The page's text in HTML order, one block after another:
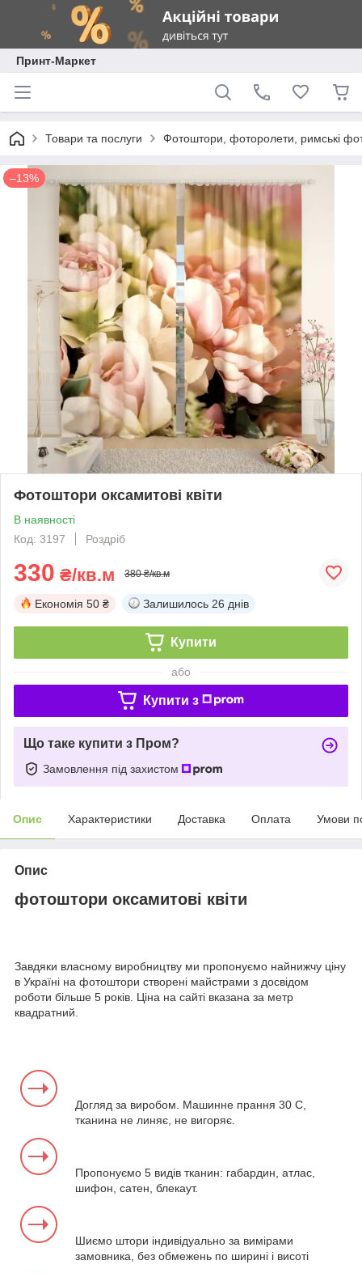
Принт-Маркет
Товари та послуги Фотоштори, фоторолети, римські
–13%
Фотоштори оксамитові квіти
В наявності
Код: 3197
Роздріб
330 ₴/кв.м 380 ₴/кв.м
Економія 50 ₴ Залишилось 26 днів
Купити
або
Купити з
Що таке купити з Пром?
Замовлення під захистом
Опис Характеристики Доставка Оплата Умови
Опис
фотоштори оксамитові квіти
Завдяки власному виробництву ми пропонуємо найнижчу ціну
в Україні на фотоштори створені майстрами з досвідом
роботи більше 5 років. Ціна на сайті вказана за метр
квадратний.
Догляд за виробом. Машинне прання 30 С,
тканина не линяє, не вигоряє.
Пропонуємо 5 видів тканин: габардин, атлас,
шифон, сатен, блекаут.
Шиємо штори індивідуально за вимірами
замовника, без обмежень по ширині і висоті